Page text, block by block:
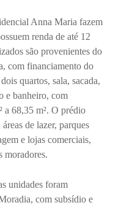
Anna Maria fazem
renda de até 12
são provenientes do
com financiamento do
quartos, sala, sacada,
e banheiro, com
a 68,35 m². O prédio
de lazer, parques
e lojas comerciais,
moradores.
unidades foram
com subsídio e